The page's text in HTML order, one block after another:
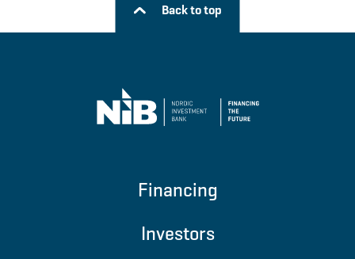
Back to top
Financing
Investors